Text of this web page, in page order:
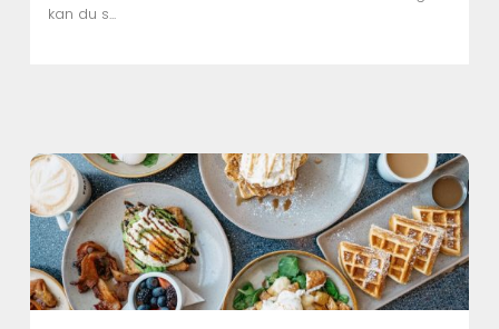
kan du s...